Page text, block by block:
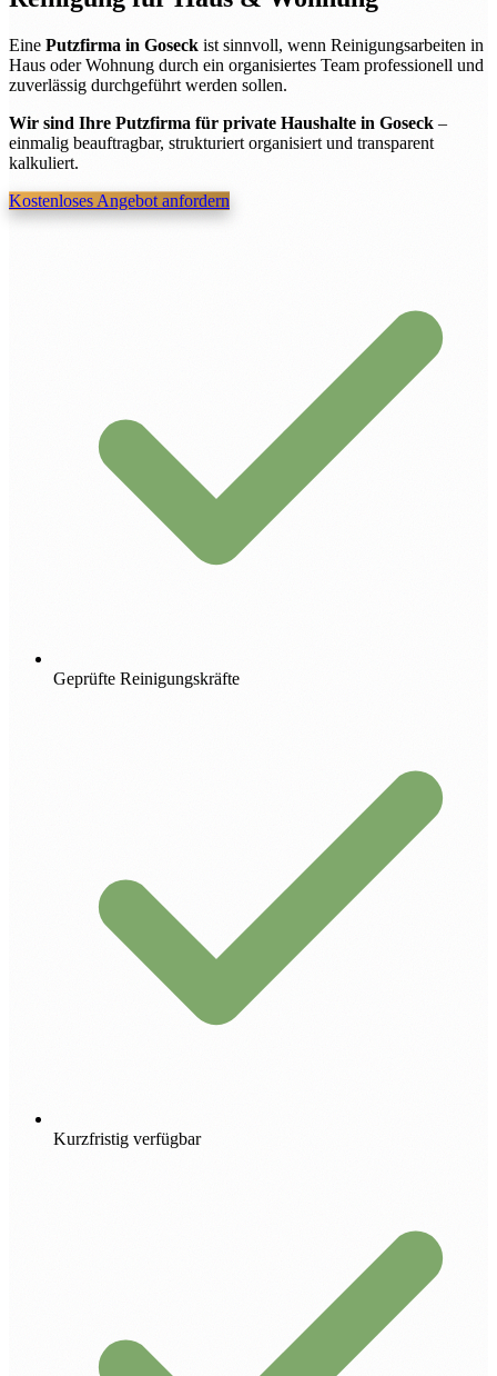
Eine Putzfirma in Goseck ist sinnvoll, wenn Reinigungsarbeiten in
Haus oder Wohnung durch ein organisiertes Team professionell und
zuverlässig durchgeführt werden sollen.
Wir sind Ihre Putzfirma für private Haushalte in Goseck–
einmalig beauftragbar, strukturiert organisiert und transparent
kalkuliert.
Kostenloses Angebot anfordern
Geprüfte Reinigungskräfte
Kurzfristig verfügbar